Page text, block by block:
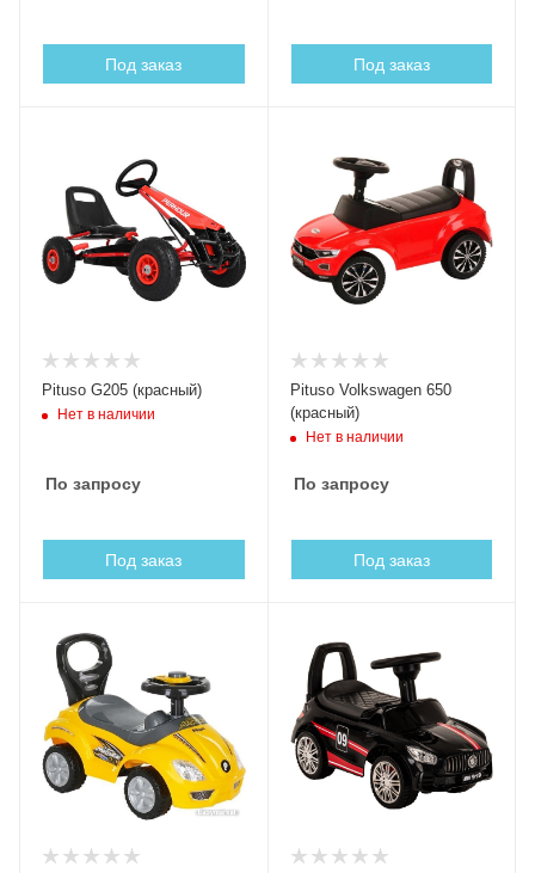
Под заказ Под заказ
Pituso G205 (красный)
Нет в наличии
По запросу
Под заказ
Pituso Volkswagen 650
(красный)
Нет в наличии
По запросу
Под заказ